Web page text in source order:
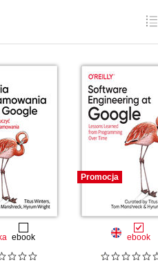
ebook
Promocja
ebook